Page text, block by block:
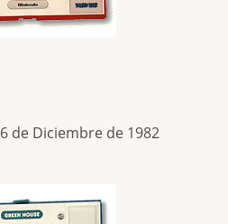
6 de Diciembre de 1982